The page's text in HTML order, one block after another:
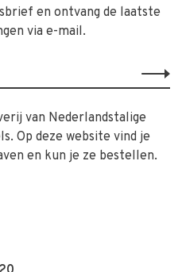
en ontvang de laatste
via e-mail.
van Nederlandstalige
Op deze website vind je
en kun je ze bestellen.